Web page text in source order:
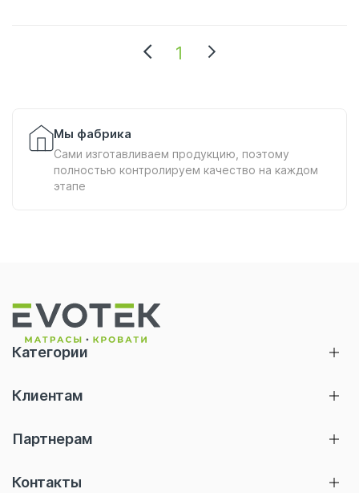
1
Мы фабрика
Сами изготавливаем продукцию, поэтому
полностью контролируем качество на каждом
этапе
Категории
Кровати
Топперы
Клиентам
Акции
Партнерам
Контакты